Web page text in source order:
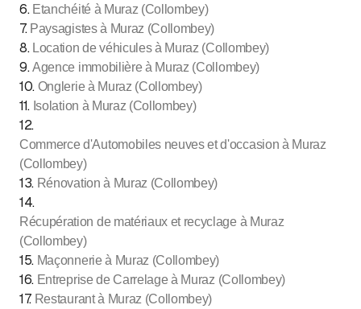
6. Etanchéité à Muraz (Collombey)
7. Paysagistes à Muraz (Collombey)
8. Location de véhicules à Muraz (Collombey)
9.Agence immobilière à Muraz (Collombey)
10. Onglerie à Muraz (Collombey)
11. Isolation à Muraz (Collombey)
12.
Commerce d'Automobiles neuves et d'occasion à Muraz
(Collombey)
13. Rénovation à Muraz (Collombey)
14.
Récupération de matériaux et recyclage à Muraz
(Collombey)
15. Maçonnerie à Muraz (Collombey)
16. Entreprise de Carrelage à Muraz (Collombey)
17. Restaurant à Muraz (Collombey)